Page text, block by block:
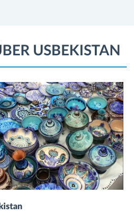
USBEKISTAN